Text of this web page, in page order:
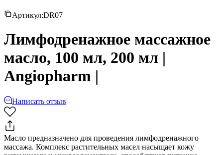
Артикул:DR07
Лимфодренажное массажное
масло, 100 мл, 200 мл |
Angiopharm |
Написать отзыв
Масло предназначено для проведения лимфодренажного
массажа. Комплекс растительных масел насыщает кожу